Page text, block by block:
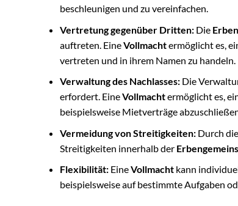
beschleunigen und zu vereinfachen.
Vertretung gegenüber Dritten:Die
auftreten. EineVollmachtermöglicht es,
vertreten und in ihrem Namen zu handeln.
Verwaltung des Nachlasses:Die
erfordert. EineVollmachtermöglicht es,
beispielsweise Mietverträge
Vermeidung von Streitigkeiten:Durch
Streitigkeiten innerhalb der
Flexibilität:EineVollmachtkann
beispielsweise auf bestimmte Aufgaben